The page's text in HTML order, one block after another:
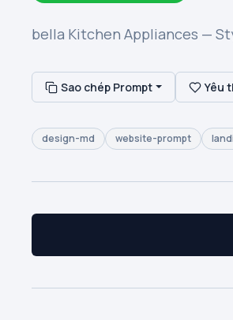
bella Kitchen Appliances —
Sao chép Prompt Yêu
design-md website-prompt